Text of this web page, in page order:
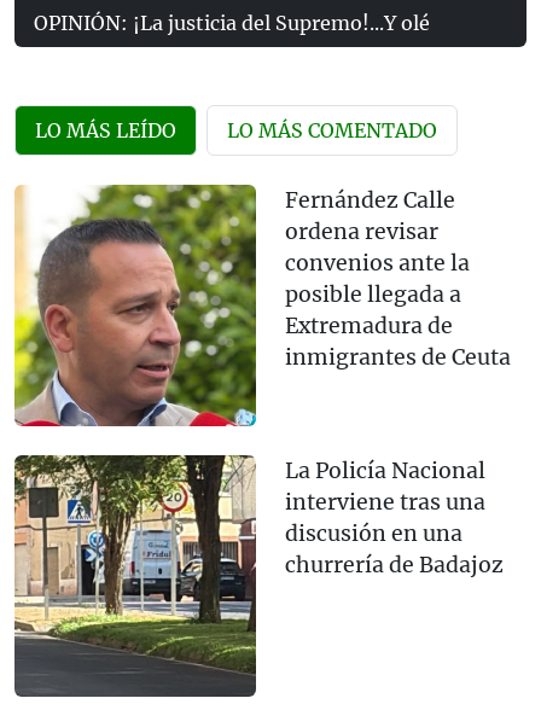
OPINIÓN: ¡La justicia del Supremo!...Y olé
LO MÁS LEÍDO LO MÁS COMENTADO
Fernández Calle
ordena revisar
convenios ante la
posible llegada a
Extremadura de
inmigrantes de Ceuta
La Policía Nacional
interviene tras una
discusión en una
churrería de Badajoz